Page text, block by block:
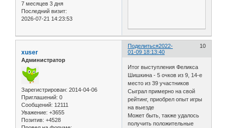
7 месяцев 3 дня
Последний визит:
2026-07-21 14:23:53
Поделиться 10
2022-
01-09 18:13:40
xuser
Администратор
Зарегистрирован: 2014-04-06
Приглашений: 0
Сообщений: 12111
Уважение: +3655
Позитив: +4528
Итог выступления Феликса
Шишкина - 5 очков из 9, 14-е
место из 39 участников
Сыграл примерно на свой
рейтинг, приобрел опыт игры
на выезде
Может быть, также удалось
получить положительные